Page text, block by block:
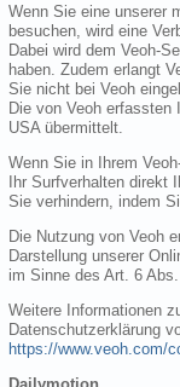
Wenn Sie eine unserer
besuchen, wird eine
Dabei wird dem Veoh-
haben. Zudem erlangt
Sie nicht bei Veoh
Die von Veoh erfassten
USA übermittelt.
Wenn Sie in Ihrem
Ihr Surfverhalten direkt
Sie verhindern, indem
Die Nutzung von Veoh
Darstellung unserer
im Sinne des Art. 6
Weitere Informationen
Datenschutzerklärung
https://www.veoh.com/